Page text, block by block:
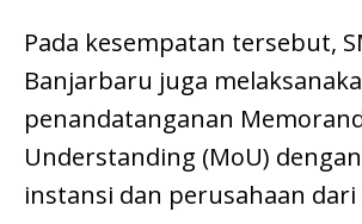
Pada kesempatan tersebut,
Banjarbaru juga
penandatanganan
Understanding (MoU)
instansi dan perusahaan